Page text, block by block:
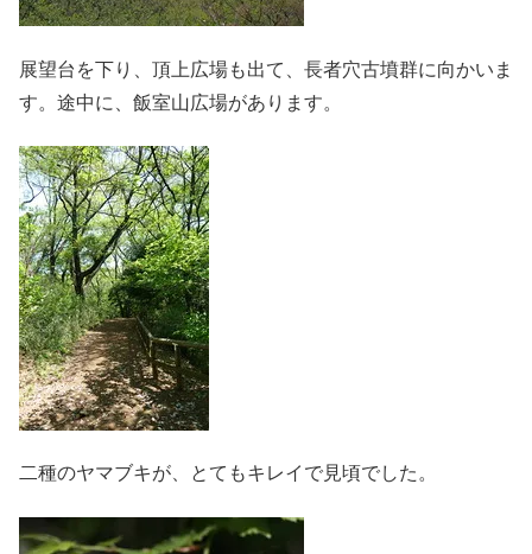
展望台を下り、頂上広場も出て、長者穴古墳群に向かいま
す。途中に、飯室山広場があります。
二種のヤマブキが、とてもキレイで見頃でした。